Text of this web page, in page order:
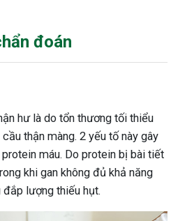
đoán
hư là do tổn thương tối thiểu
thận màng. 2 yếu tố này gây
máu. Do protein bị bài tiết
khi gan không đủ khả năng
lượng thiếu hụt.